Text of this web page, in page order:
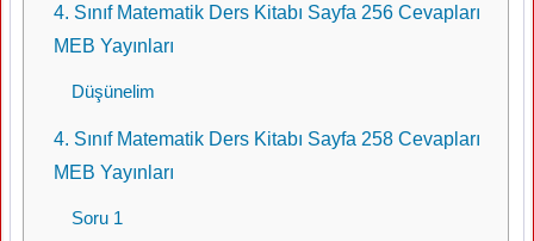
4. Sınıf Matematik Ders Kitabı Sayfa 256 Cevapları
MEB Yayınları
Düşünelim
4. Sınıf Matematik Ders Kitabı Sayfa 258 Cevapları
MEB Yayınları
Soru 1